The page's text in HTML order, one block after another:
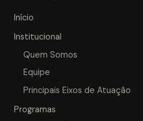
Início
Institucional
Quem Somos
Equipe
Principais Eixos de Atuação
Programas